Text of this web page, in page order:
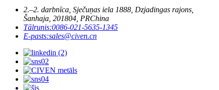
2.–2. darbnīca, Sječuņas iela 1888, Dzjadingas rajons,
Šanhaja, 201804, PRChina
Tālrunis:0086-021-5635-1345
E-pasts:sales@civen.cn